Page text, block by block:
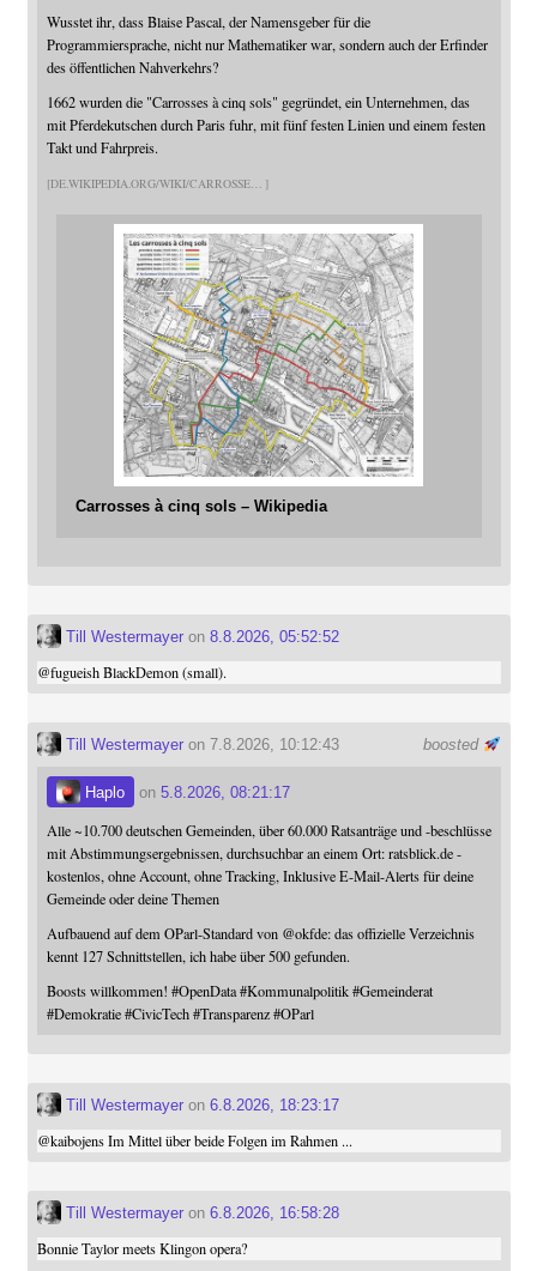
Wusstet ihr, dass Blaise Pascal, der Namensgeber für die
Programmiersprache, nicht nur Mathematiker war, sondern auch der Erfinder
des öffentlichen Nahverkehrs?
1662 wurden die "Carrosses à cinq sols" gegründet, ein Unternehmen, das
mit Pferdekutschen durch Paris fuhr, mit fünf festen Linien und einem festen
Takt und Fahrpreis.
DE.WIKIPEDIA.ORG/WIKI/CARROSSE
Carrosses à cinq sols – Wikipedia
Till Westermayeron 8.8.2026, 05:52:52
@fugueishBlackDemon (small).
boosted
Till Westermayeron 7.8.2026, 10:12:43
Haplo on 5.8.2026, 08:21:17
Alle ~10.700 deutschen Gemeinden, über 60.000 Ratsanträge und -beschlüsse
mit Abstimmungsergebnissen, durchsuchbar an einem Ort: ratsblick.de -
kostenlos, ohne Account, ohne Tracking, Inklusive E-Mail-Alerts für deine
Gemeinde oder deine Themen
Aufbauend auf dem OParl-Standard von @okfde: das offizielle Verzeichnis
kennt 127 Schnittstellen, ich habe über 500 gefunden.
Boosts willkommen! #OpenData #Kommunalpolitik #Gemeinderat
#Demokratie #CivicTech #Transparenz #OParl
Till Westermayeron 6.8.2026, 18:23:17
@kaibojensIm Mittel über beide Folgen im Rahmen ...
Till Westermayeron 6.8.2026, 16:58:28
Bonnie Taylor meets Klingon opera?